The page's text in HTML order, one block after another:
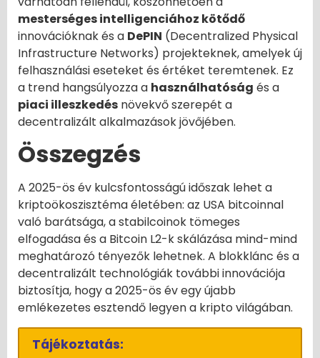
mesterséges intelligenciához kötődő
innovációknak és a DePIN (Decentralized Physical
Infrastructure Networks) projekteknek, amelyek új
felhasználási eseteket és értéket teremtenek. Ez
a trend hangsúlyozza a használhatóság és a
piaci illeszkedés növekvő szerepét a
decentralizált alkalmazások jövőjében.
Összegzés
A 2025-ös év kulcsfontosságú időszak lehet a
kriptoökoszisztéma életében: az USA bitcoinnal
való barátsága, a stabilcoinok tömeges
elfogadása és a Bitcoin L2-k skálázása mind-mind
meghatározó tényezők lehetnek. A blokklánc és a
decentralizált technológiák további innovációja
biztosítja, hogy a 2025-ös év egy újabb
emlékezetes esztendő legyen a kripto világában.
Tájékoztatás: